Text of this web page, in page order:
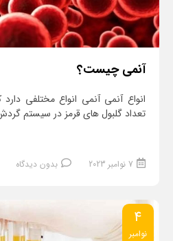
آنمی چیست؟
انواع آنمی آنمی انواع مختلفی
تعداد گلبول های قرمز در سیستم
7 نوامبر 2023 بدون دیدگاه
4
نوامبر